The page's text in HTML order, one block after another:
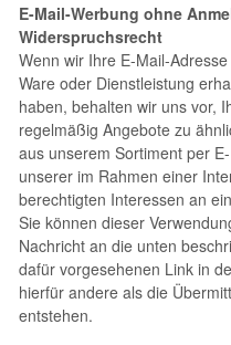
E-Mail-Werbung ohne
Widerspruchsrecht
Wenn wir Ihre E-Mail-
Ware oder Dienstleistung
haben, behalten wir uns vor,
regelmäßig Angebote zu
aus unserem Sortiment per
unserer im Rahmen einer
berechtigten Interessen an
Sie können dieser
Nachricht an die unten
dafür vorgesehenen Link in
hierfür andere als die
entstehen.